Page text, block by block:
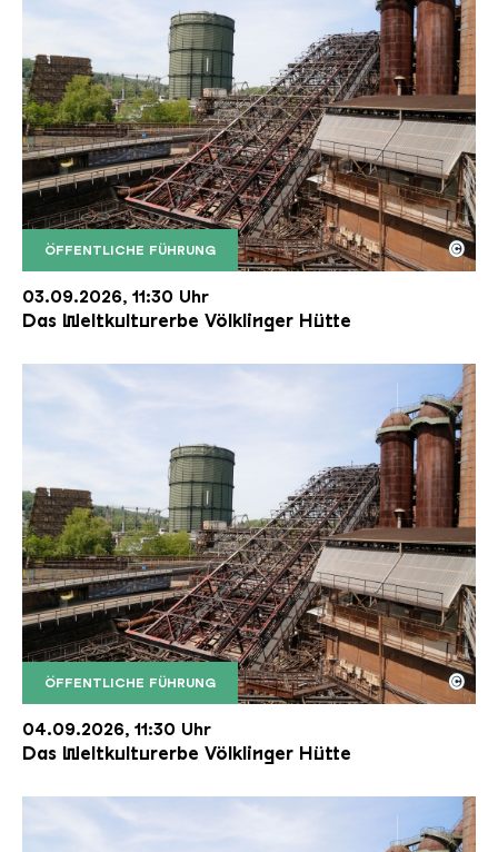
ÖFFENTLICHE FÜHRUNG
Der Erzschrägaufzug der Völklinger Hütte mit
Copyright: Weltkulturerbe Völklinger Hütte | Karl
©
03.09.2026, 11:30 Uhr
Das Weltkulturerbe Völklinger Hütte
ÖFFENTLICHE FÜHRUNG
Der Erzschrägaufzug der Völklinger Hütte mit
Copyright: Weltkulturerbe Völklinger Hütte | Karl
©
04.09.2026, 11:30 Uhr
Das Weltkulturerbe Völklinger Hütte